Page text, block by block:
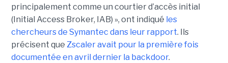
principalement comme un courtier d’accès initial
(Initial Access Broker, IAB) », ont indiqué les
chercheurs de Symantec dans leur rapport. Ils
précisent que Zscaler avait pour la première fois
documentée en avril dernier la backdoor.